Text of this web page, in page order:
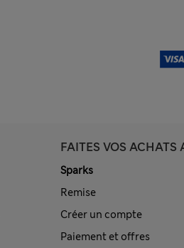
FAITES VOS ACHATS
Sparks
Remise
Créer un compte
Paiement et offres